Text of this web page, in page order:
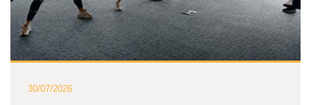
30/07/2026